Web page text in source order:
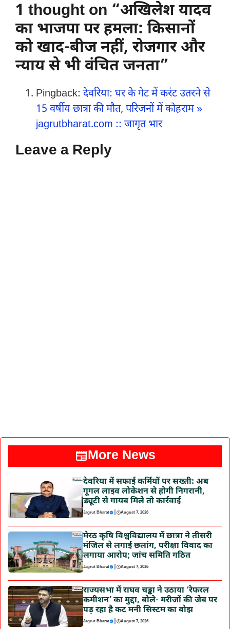
1 thought on “अखिलेश यादव
का भाजपा पर हमला: किसानों
को खाद-बीज नहीं, रोजगार और
न्याय से भी वंचित जनता”
Pingback: देवरिया: घर के गेट में करंट उतरने से
15 वर्षीय छात्रा की मौत, परिजनों में कोहराम »
jagrutbharat.com :: जागृत भार
Leave a Reply
More News
देवरिया में सफाई कर्मियों पर सख्ती: अब
गूगल लाइव लोकेशन से होगी निगरानी,
ड्यूटी से गायब मिले तो कार्रवाई
Jagrut Bharat | August 7, 2026
मेरठ कृषि विश्वविद्यालय में छात्रा ने तीसरी
मंजिल से लगाई छलांग, परीक्षा विवाद का
लगाया आरोप; जांच समिति गठित
Jagrut Bharat | August 7, 2026
राज्यसभा में राघव चड्ढा ने उठाया ‘रेफरल
कमीशन’ का मुद्दा, बोले- मरीजों की जेब पर
पड़ रहा है कट मनी सिस्टम का बोझ
Jagrut Bharat | August 7, 2026